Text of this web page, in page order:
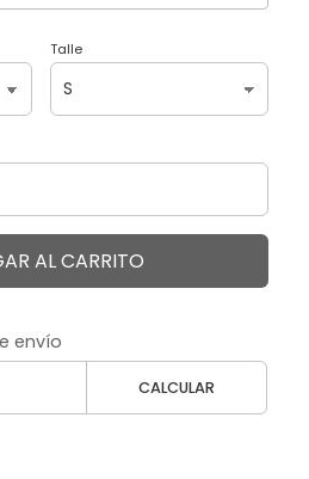
Talle
AL CARRITO
envío
CALCULAR